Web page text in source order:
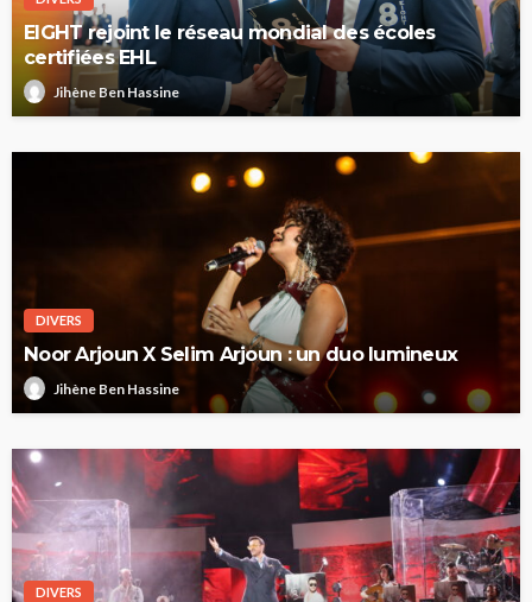
EIGHT rejoint le réseau mondial des écoles
certifiées EHL
Jihène Ben Hassine
DIVERS
Noor Arjoun X Selim Arjoun : un duo lumineux
Jihène Ben Hassine
DIVERS